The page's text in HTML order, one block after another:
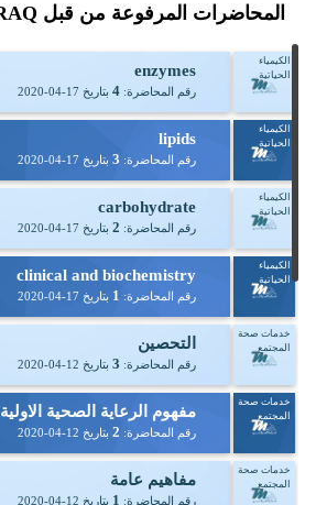
المحاضرات المرفوعة من قبل IRAQ هي
الكيمياء
الحياتية
enzymes
رقم المحاضرة:4 بتاريخ 2020-04-17
الكيمياء
الحياتية
lipids
رقم المحاضرة: 3 بتاريخ 2020-04-17
الكيمياء
الحياتية
carbohydrate
رقم المحاضرة: 2 بتاريخ 2020-04-17
الكيمياء
الحياتية
clinical and biochemistry
رقم المحاضرة: 1 بتاريخ 2020-04-17
خدمات صحة
المجتمع
التحصين
رقم المحاضرة: 3 بتاريخ 2020-04-12
خدمات صحة
المجتمع
مفهوم الرعاية الصحية الاولية
رقم المحاضرة: 2 بتاريخ 2020-04-12
خدمات صحة
المجتمع
مفاهيم عامة
رقم المحاضرة: 1 بتاريخ 2020-04-12